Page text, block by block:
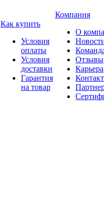
Как купить
Условия
оплаты
Условия
доставки
Гарантия
на товар
Компания
О
Отзывы
Карьера